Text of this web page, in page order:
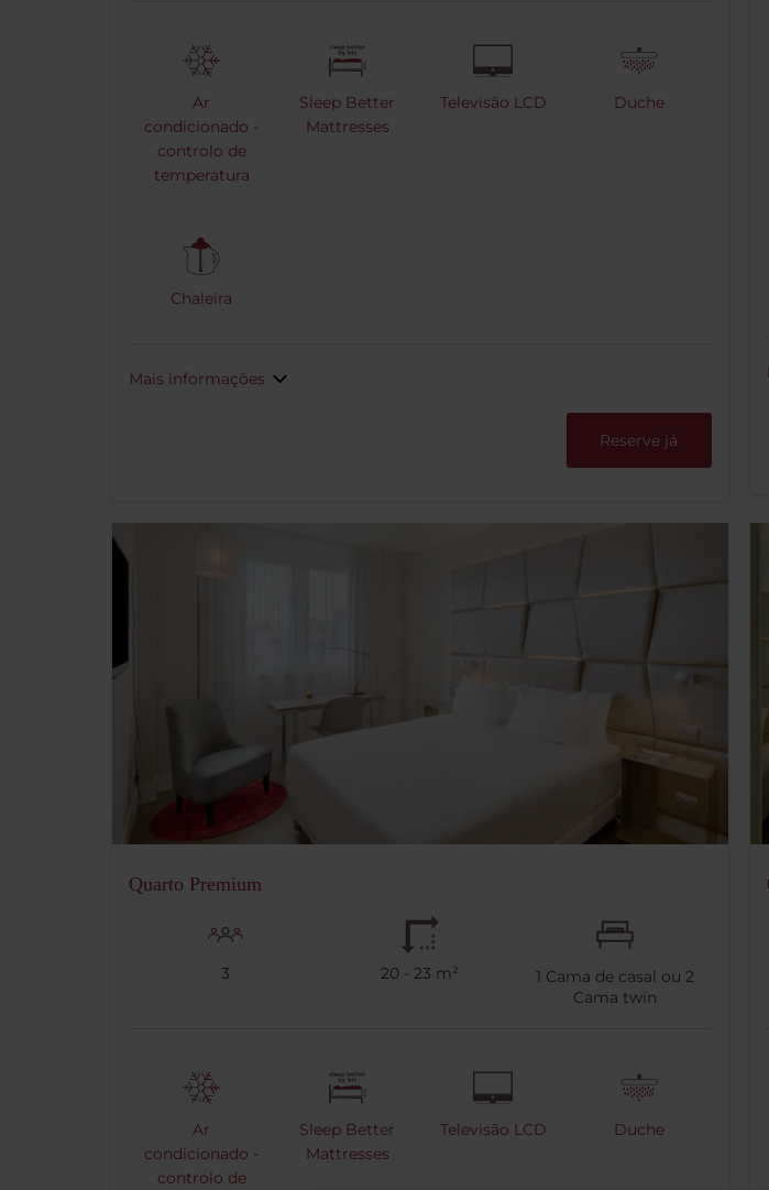
Ar
condicionado -
controlo de
temperatura
Sleep Better
Mattresses
Televisão LCD Duche
Chaleira
Mais informações
Reserve já
Quarto Premium
3 20 - 23 m² 1 Cama de casal ou 2
Cama twin
Ar
condicionado -
controlo de
Sleep Better
Mattresses
Televisão LCD Duche